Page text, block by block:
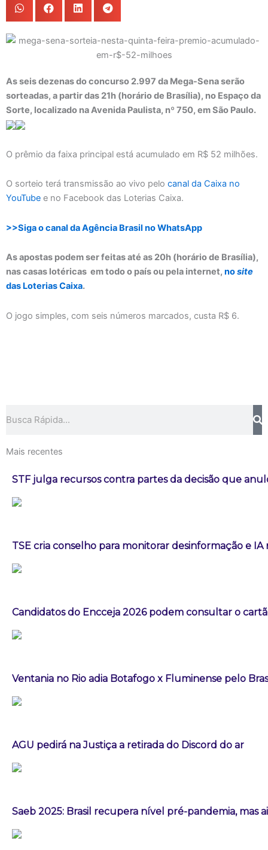
As seis dezenas do concurso 2.997 da Mega-Sena serão
sorteadas, a partir das 21h (horário de Brasília), no Espaço da
Sorte, localizado na Avenida Paulista, nº 750, em São Paulo.
O prêmio da faixa principal está acumulado em R$ 52 milhões.
O sorteio terá transmissão ao vivo pelo canal da Caixa no
YouTube e no Facebook das Loterias Caixa.
>>Siga o canal da Agência Brasil no WhatsApp
As apostas podem ser feitas até as 20h (horário de Brasília),
nas casas lotéricas em todo o país ou pela internet, nosite
das Loterias Caixa.
O jogo simples, com seis números marcados, custa R$ 6.
Mais recentes
STF julga recursos contra partes da decisão que
TSE cria conselho para monitorar desinformação e IA
Candidatos do Encceja 2026 podem consultar o
Ventania no Rio adia Botafogo x Fluminense pelo
AGU pedirá na Justiça a retirada do Discord do ar
Saeb 2025: Brasil recupera nível pré-pandemia, mas